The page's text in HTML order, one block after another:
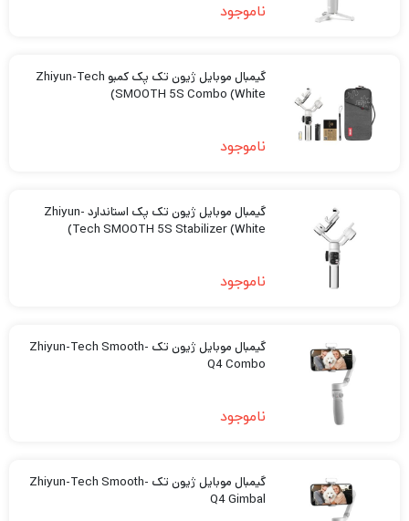
ناموجود
گیمبال موبایل ژیون تک پک کمبو Zhiyun-Tech
SMOOTH 5S Combo (White)
ناموجود
گیمبال موبایل ژیون تک پک استاندارد Zhiyun-
Tech SMOOTH 5S Stabilizer (White)
ناموجود
گیمبال موبایل ژیون تک Zhiyun-Tech Smooth-
Q4 Combo
ناموجود
گیمبال موبایل ژیون تک Zhiyun-Tech Smooth-
Q4 Gimbal